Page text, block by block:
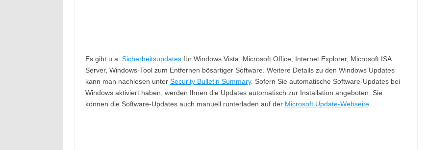
Es gibt u.a. Sicherheitsupdatesfür Windows Vista, Microsoft Office, Internet Explorer, Microsoft ISA
Server, Windows-Tool zum Entfernen bösartiger Software. Weitere Details zu den Windows Updates
kann man nachlesen unter Security Bulletin Summary. Sofern Sie automatische Software-Updates bei
Windows aktiviert haben, werden Ihnen die Updates automatisch zur Installation angeboten. Sie
können die Software-Updates auch manuell runterladen auf der Microsoft Update-Webseite